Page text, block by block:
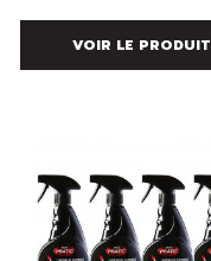
VOIR LE PRODUIT